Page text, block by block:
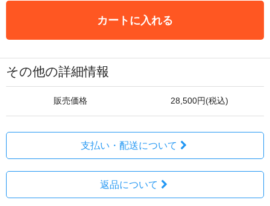
カートに入れる
その他の詳細情報
販売価格 28,500円(税込)
支払い・配送について
返品について